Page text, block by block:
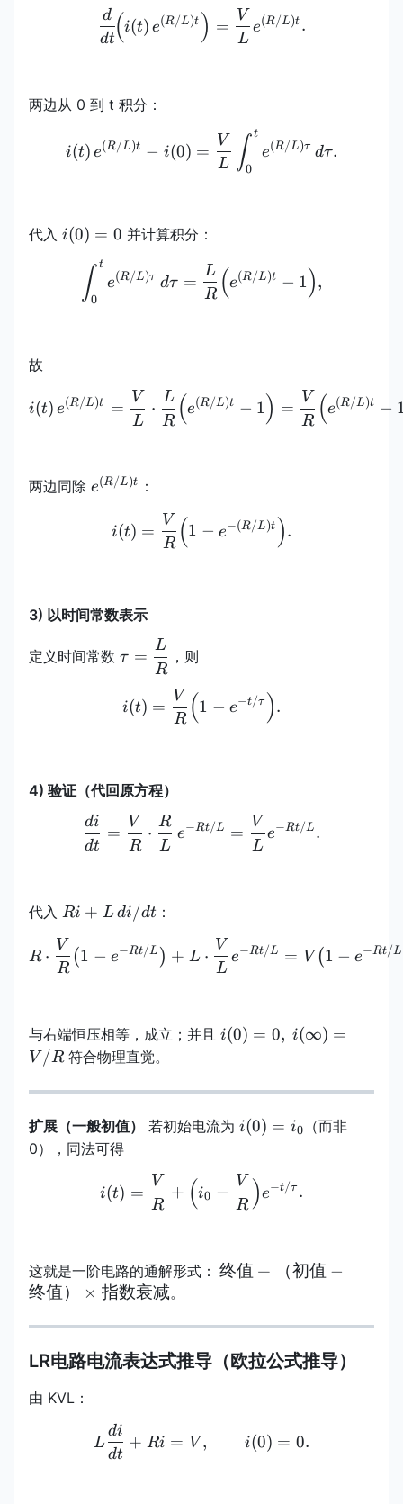
dt
d(i(t) e(R/L)t ) =
L
V
e(R/L)t .
两边从 0 到 t 积分：
i(t)\,e^{(R/L)t}-i(0)
i(t) e(R/L)t − i(0) =
L
V ∫0
t
e(R/L)τ dτ.
代入 i(0)=0
i(0) = 0 并计算积分：
\int_{0}^{t} e^{(R/
∫0
t
e(R/L)τ dτ =
R
L (e(R/L)t − 1),
故
i(t)\,e^{(R/
i(t) e(R/L)t =
L
V
⋅
R
L (e(R/L)t − 1) =
R
V (e(R/L)t −
两边同除 e^{(R/L)t}
e(R/L)t ：
i(t) =
R
V (1 − e−(R/L)t ).
3) 以时间常数表示
定义时间常数
\displaystyle
\tau=\frac{L}
τ =
R
L
，则
i(t)=\frac{V}{R}\Bigl(1-
i(t) =
R
V (1 − e−t/τ ).
4) 验证（代回原方程）
dt
di
=
R
V
⋅
L
R
e−Rt/L =
L
V
e−Rt/L .
代入 Ri+L\,di/dt
Ri + Ldi/dt：
R ⋅
R
V
(1 − e−Rt/L ) + L ⋅
L
V
e−Rt/L = V (1 − e−Rt/L
与右端恒压相等，成立；并且 i(0)=0,\
i(0) = 0, i(∞) =
V /R符合物理直觉。
扩展（一般初值） 若初始电流为 i(0)=i_0
i(0) = i0
（而非
0），同法可得
i(t) =
R
V
+ (i0 −
R
V )e−t/τ .
这就是一阶电路的通解形式： 终值
值）
\times
指数
终值 + （初值 −
终值）
× 指数衰减。
LR电路电流表达式推导（欧拉公式推导）
由 KVL：
L
dt
di
+ Ri = V , i(0) = 0.